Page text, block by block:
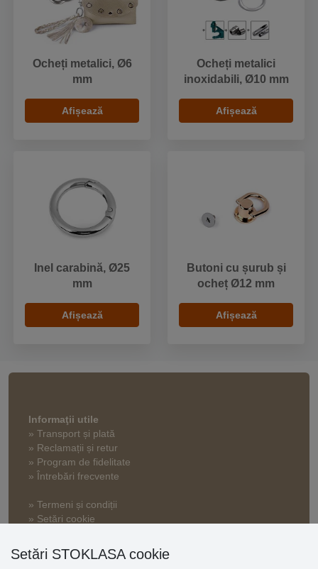
Ocheți metalici, Ø6
mm
Afișează
Ocheți metalici
inoxidabili, Ø10 mm
Afișează
Inel carabină, Ø25
mm
Afișează
Butoni cu șurub și
ocheț Ø12 mm
Afișează
Informaţii utile
» Transport și plată
» Reclamații și retur
» Program de fidelitate
» Întrebări frecvente
» Termeni și condiții
» Setări cookie
Setări STOKLASA cookie